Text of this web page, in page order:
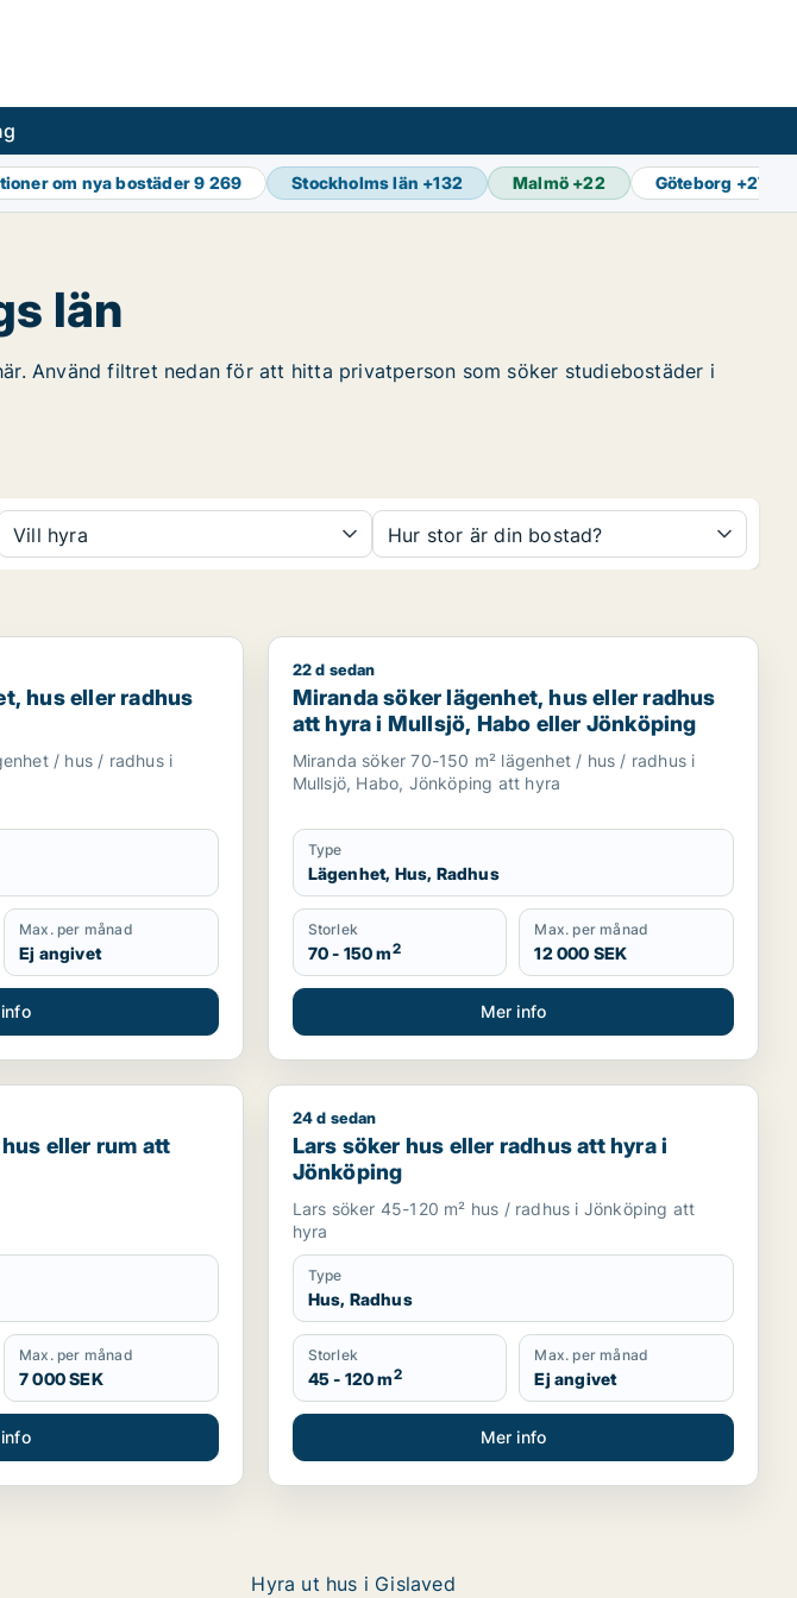
om nya bostäder9 269 Stockholms län +132 Malmö +22 Göteborg +27
län
Använd filtret nedan för att hitta privatperson som söker studiebostäder i
Vill hyra Hur stor är din bostad?
eller radhus att hyra i Habo
hus eller radhus
/ hus / radhus i
Max. per månad
Ej angivet
Miranda söker lägenhet, hus eller radhus att hyra i
22 d sedan
Miranda söker lägenhet, hus eller radhus
att hyra i Mullsjö, Habo eller Jönköping
Miranda söker 70-150 m² lägenhet / hus / radhus i
Mullsjö, Habo, Jönköping att hyra
Type
Lägenhet, Hus, Radhus
Storlek
70 - 150 m2
Max. per månad
12 000 SEK
Mer info
eller rum att hyra i Jönköpings län
eller rum att
Max. per månad
7 000 SEK
Lars söker hus eller radhus att hyra i Jönköping
24 d sedan
Lars söker hus eller radhus att hyra i
Jönköping
Lars söker 45-120 m² hus / radhus i Jönköping att
hyra
Type
Hus, Radhus
Storlek
45 - 120 m2
Max. per månad
Ej angivet
Mer info
Hyra ut hus i Gislaved